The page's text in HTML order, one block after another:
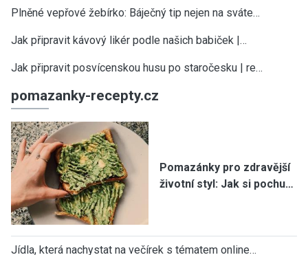
Plněné vepřové žebírko: Báječný tip nejen na sváte…
Jak připravit kávový likér podle našich babiček |…
Jak připravit posvícenskou husu po staročesku | re…
pomazanky-recepty.cz
Pomazánky pro zdravější
životní styl: Jak si pochu…
Jídla, která nachystat na večírek s tématem online…